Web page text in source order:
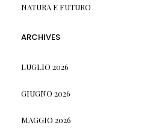
NATURA E FUTURO
ARCHIVES
LUGLIO 2026
GIUGNO 2026
MAGGIO 2026